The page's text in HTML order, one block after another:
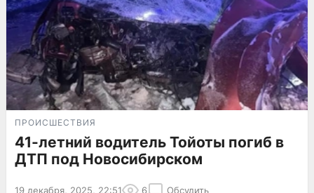
ПРОИСШЕСТВИЯ
41-летний водитель Тойоты погиб в
ДТП под Новосибирском
19 декабря, 2025, 22:51 6 Обсудить